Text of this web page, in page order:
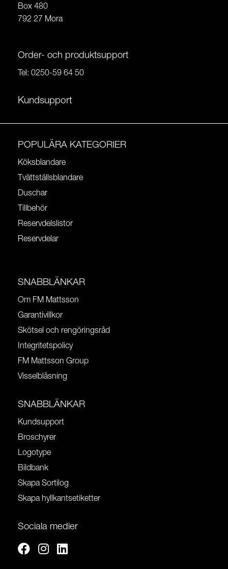
Box 480
792 27 Mora
Order- och produktsupport
Tel: 0250-59 64 50
Kundsupport
POPULÄRA KATEGORIER
Köksblandare
Tvättställsblandare
Duschar
Tillbehör
Reservdelslistor
Reservdelar
SNABBLÄNKAR
Om FM Mattsson
Garantivillkor
Skötsel och rengöringsråd
Integritetspolicy
FM Mattsson Group
Visselblåsning
SNABBLÄNKAR
Kundsupport
Broschyrer
Logotype
Bildbank
Skapa Sortilog
Skapa hyllkantsetiketter
Sociala medier
FacebookInstagram